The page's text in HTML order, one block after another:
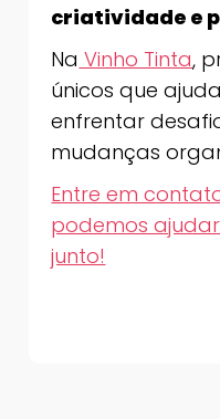
criatividade e
Na Vinho Tinta,
únicos que
enfrentar
mudanças
Entre em
podemos
junto!